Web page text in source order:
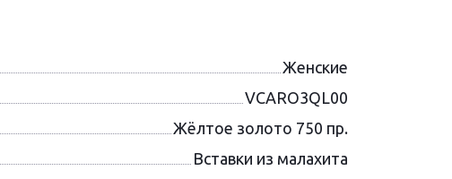
Женские
VCARO3QL00
Жёлтое золото 750 пр.
Вставки из малахита